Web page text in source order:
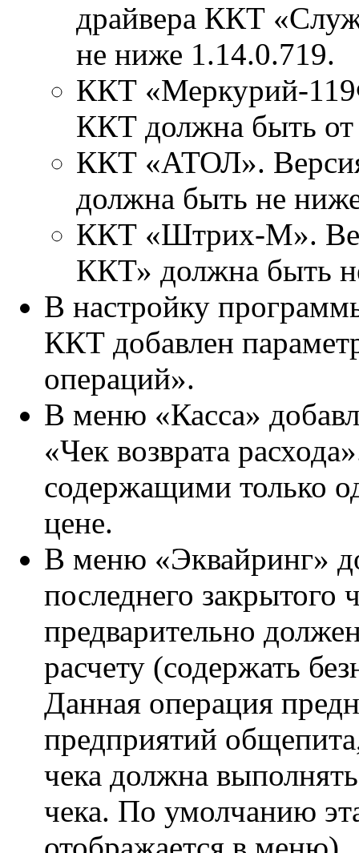
драйвера ККТ
не ниже 1.14.0.719.
ККТ «Меркурий-
ККТ должна быть
ККТ «АТОЛ».
должна быть не
ККТ «Штрих-М».
ККТ» должна быть
В настройку
ККТ добавлен
операций».
В меню «Касса»
«Чек возврата
содержащими только
цене.
В меню «Эквайринг»
последнего закрытого
предварительно
расчету (содержать
Данная операция
предприятий
чека должна
чека. По умолчанию